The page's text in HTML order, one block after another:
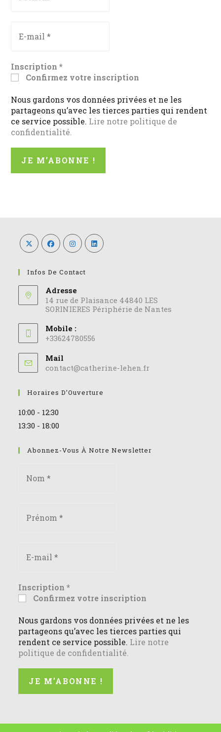
Inscription*
Confirmez votre inscription
Nous gardons vos données privées et ne les
partageons qu’avec les tierces parties qui rendent
ce service possible. Lire notre politique de
confidentialité.
Infos De Contact
Adresse
14 rue de Plaisance 44840 LES
SORINIERES Périphérie de Nantes
Mobile :
+33624780556
Mail
contact@catherine-lehen.fr
Horaires D’Ouverture
10:00 - 12:30
13:30 - 18:00
Abonnez-Vous À Notre Newsletter
Inscription*
Confirmez votre inscription
Nous gardons vos données privées et ne les
partageons qu’avec les tierces parties qui
rendent ce service possible. Lire notre
politique de confidentialité.